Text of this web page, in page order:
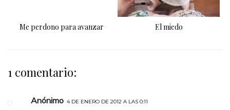
Me perdono para avanzar El miedo
1 comentario:
Anónimo 4 DE ENERO DE 2012 A LAS 0:11